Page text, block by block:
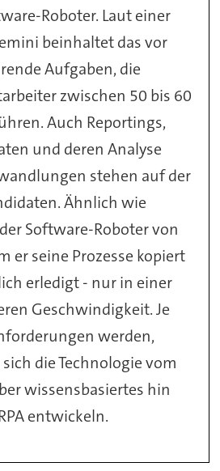
Roboter. Laut einer
beinhaltet das vor
Aufgaben, die
zwischen 50 bis 60
Auch Reportings,
und deren Analyse
stehen auf der
Ähnlich wie
Software-Roboter von
er seine Prozesse kopiert
erledigt - nur in einer
Geschwindigkeit. Je
werden,
die Technologie vom
wissensbasiertes hin
entwickeln.